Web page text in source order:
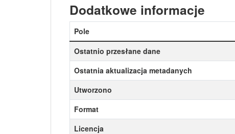
Dodatkowe informacje
Pole
Ostatnio przesłane dane
Ostatnia aktualizacja metadanych
Utworzono
Format
Licencja